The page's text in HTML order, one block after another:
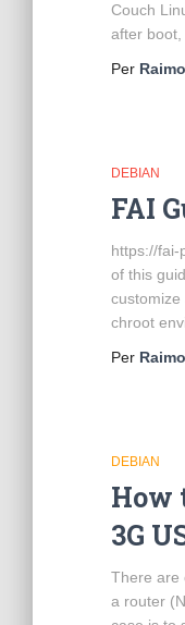
Couch
after
Per
DEBIAN
FAI
https://fai-
of this
chroot
Per
DEBIAN
How
3G
There are
a router